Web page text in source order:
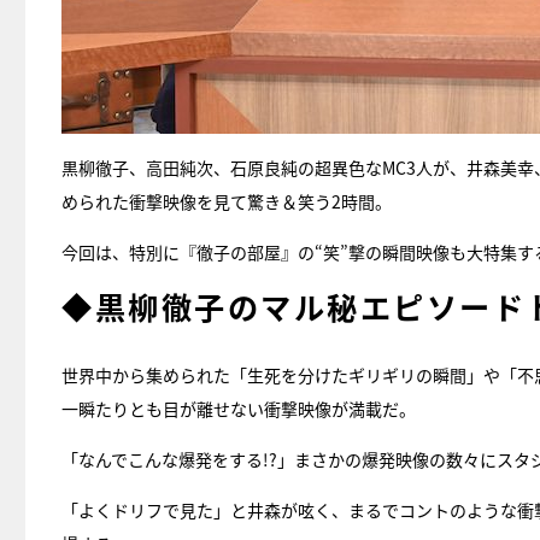
黒柳徹子、高田純次、石原良純の超異色なMC3人が、井森美
められた衝撃映像を見て驚き＆笑う2時間。
今回は、特別に『徹子の部屋』の“笑”撃の瞬間映像も大特集
◆黒柳徹子のマル秘エピソード
世界中から集められた「生死を分けたギリギリの瞬間」や「
一瞬たりとも目が離せない衝撃映像が満載だ。
「なんでこんな爆発をする!?」まさかの爆発映像の数々にスタ
「よくドリフで見た」と井森が呟く、まるでコントのような